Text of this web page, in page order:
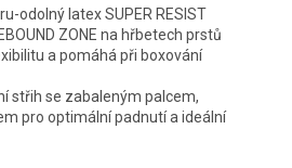
odolný latex SUPER RESIST
ZONE na hřbetech prstů
a pomáhá při boxování
střih se zabaleným palcem,
pro optimální padnutí a ideální